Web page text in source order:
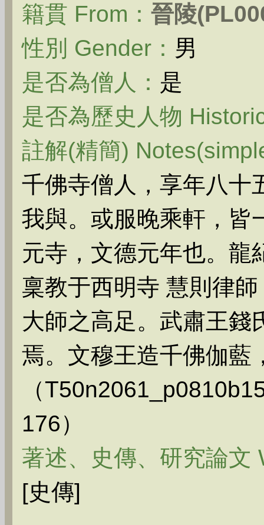
籍貫 From： 晉陵
性別 Gender： 男
是否為僧人： 是
是否為歷史人物
註解(精簡)
千佛寺僧人，享年八十
我與。或服晚乘軒，皆
元寺，文德元年也。龍
稟教于西明寺 慧則律
大師之高足。武肅王錢
焉。文穆王造千佛伽藍
（
176）
著述、史傳、研究論文
[史傳]